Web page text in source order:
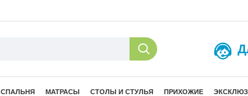
СПАЛЬНЯ МАТРАСЫ СТОЛЫ И СТУЛЬЯ ПРИХОЖИЕ